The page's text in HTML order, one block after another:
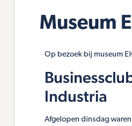
Museum
Op bezoek bij museum
Industria
Afgelopen dinsdag